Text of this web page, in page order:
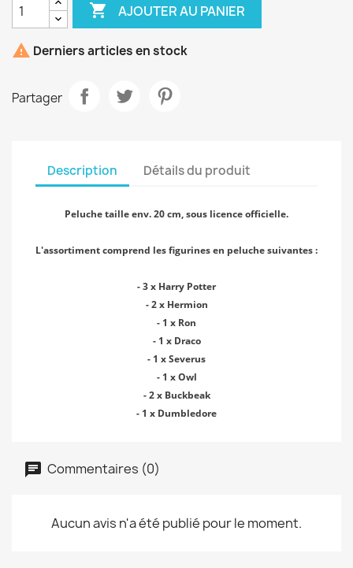
 AJOUTER AU PANIER
 Derniers articles en stock
Partager
Description Détails du produit
Peluche taille env. 20 cm, sous licence officielle.
L'assortiment comprend les figurines en peluche suivantes :
- 3 x Harry Potter
- 2 x Hermion
- 1 x Ron
- 1 x Draco
- 1 x Severus
- 1 x Owl
- 2 x Buckbeak
- 1 x Dumbledore
Commentaires (0)
Aucun avis n'a été publié pour le moment.